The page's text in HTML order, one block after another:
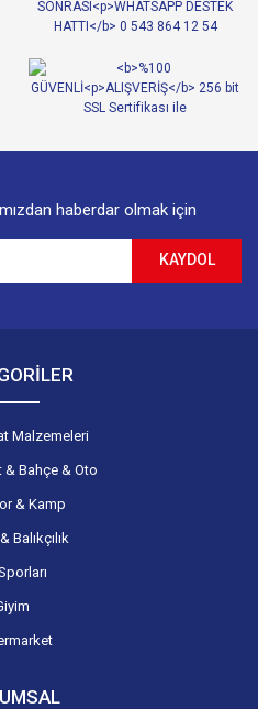
bulunuyor.
pahalı.
haberdar olmak için
KAYDOL
Malzemeleri
& Bahçe & Oto
& Kamp
Balıkçılık